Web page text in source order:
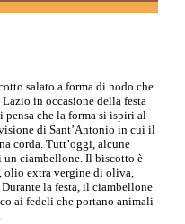
salato a forma di nodo che
in occasione della festa
pensa che la forma si ispiri al
di Sant’Antonio in cui il
corda. Tutt’oggi, alcune
un ciambellone. Il biscotto è
olio extra vergine di oliva,
la festa, il ciambellone
ai fedeli che portano animali